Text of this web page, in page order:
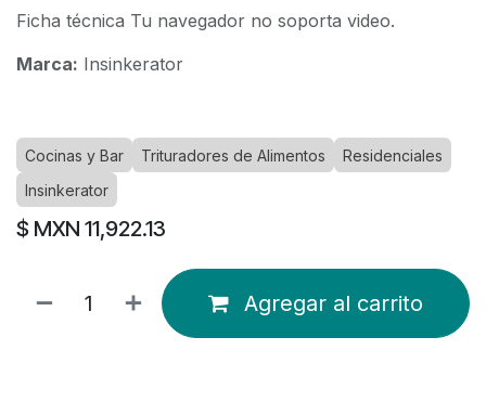
Ficha técnica Tu navegador no soporta video.
Marca: Insinkerator
Cocinas y Bar Trituradores de Alimentos
Residenciales
Insinkerator
$ MXN 11,922.13
Agregar al carrito